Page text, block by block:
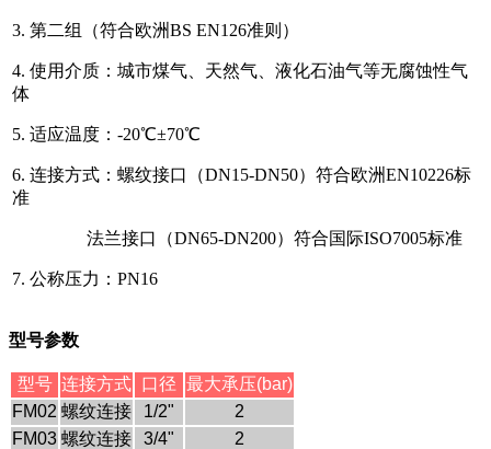
3. 第二组（符合欧洲BS EN126准则）
4. 使用介质：城市煤气、天然气、液化石油气等无腐蚀性气
体
5. 适应温度：-20℃±70℃
6. 连接方式：螺纹接口（DN15-DN50）符合欧洲EN10226标
准
法兰接口（DN65-DN200）符合国际ISO7005标准
7. 公称压力：PN16
型号参数
型号 连接方式 口径 最大承压(bar)
FM02 螺纹连接 1/2"
2
FM03 螺纹连接 3/4"
2